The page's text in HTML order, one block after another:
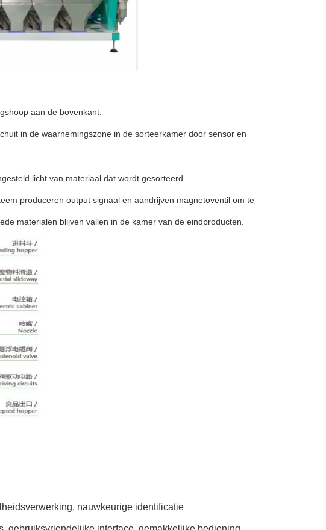
aan de bovenkant.
in de waarnemingszone in de sorteerkamer door sensor en
licht van materiaal dat wordt gesorteerd.
produceren output signaal en aandrijven magnetoventil om te
materialen blijven vallen in de kamer van de eindproducten.
nauwkeurige identificatie